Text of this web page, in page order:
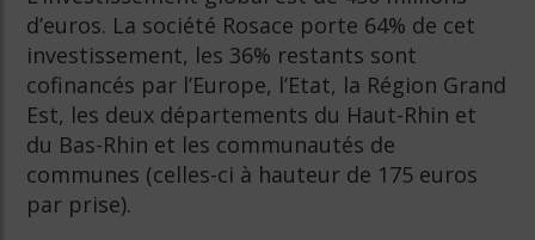
d’euros. La société Rosace porte 64% de cet
investissement, les 36% restants sont
cofinancés par l’Europe, l’Etat, la Région Grand
Est, les deux départements du Haut-Rhin et
du Bas-Rhin et les communautés de
communes (celles-ci à hauteur de 175 euros
par prise).